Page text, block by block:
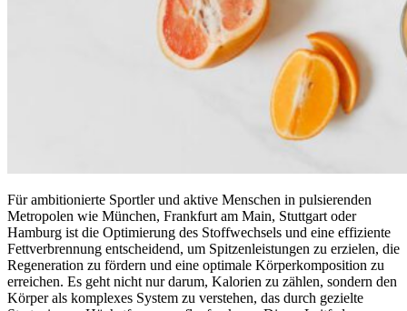
Für ambitionierte Sportler und aktive Menschen in pulsierenden
Metropolen wie München, Frankfurt am Main, Stuttgart oder
Hamburg ist die Optimierung des Stoffwechsels und eine effiziente
Fettverbrennung entscheidend, um Spitzenleistungen zu erzielen, die
Regeneration zu fördern und eine optimale Körperkomposition zu
erreichen. Es geht nicht nur darum, Kalorien zu zählen, sondern den
Körper als komplexes System zu verstehen, das durch gezielte